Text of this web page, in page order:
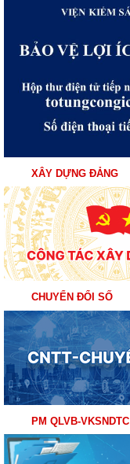
XÂY DỰNG ĐẢNG
CHUYỂN ĐỔI SỐ
PM QLVB-VKSNDTC